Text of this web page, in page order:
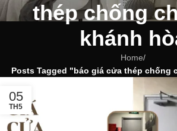
thép chống
khánh
Home/
Posts Tagged "báo giá cửa thép chống
05
TH5